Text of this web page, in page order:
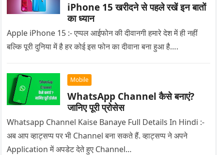
iPhone 15 खरीदने से पहले रखें इन बातों
का ध्यान
Apple iPhone 15 :- एप्पल आईफोन की दीवानगी हमारे देश में ही नहीं
बल्कि पूरी दुनिया में है हर कोई इस फोन का दीवाना बना हुआ है….
Mobile
WhatsApp Channel कैसे बनाएं?
जानिए पूरी प्रोसेस
Whatsapp Channel Kaise Banaye Full Details In Hindi :-
अब आप व्हाट्सप्प पर भी Channel बना सकते हैं. व्हाट्सप्प ने अपने
Application में अपडेट देते हुए Channel…